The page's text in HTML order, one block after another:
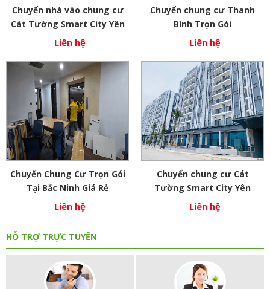
Chuyển nhà vào chung cư
Cát Tường Smart City Yên
Phong Bắc Ninh
Liên hệ
Chuyển chung cư Thanh
Bình Trọn Gói
Liên hệ
Chuyển Chung Cư Trọn Gói
Tại Bắc Ninh Giá Rẻ
Liên hệ
Chuyển chung cư Cát
Tường Smart City Yên
Phong
Liên hệ
HỖ TRỢ TRỰC TUYẾN